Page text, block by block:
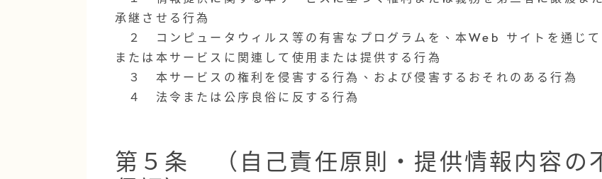
承継させる行為
２ コンピュータウィルス等の有害なプログラムを、本Web サイトを通じて
または本サービスに関連して使用または提供する行為
３ 本サービスの権利を侵害する行為、および侵害するおそれのある行為
４ 法令または公序良俗に反する行為
第５条 （自己責任原則・提供情報内容の